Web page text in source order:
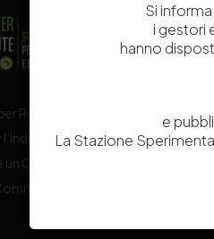
Regio Decreto nel 1885, la
delle Pelli e delle materie
un Organismo di Ricerca Nazionale
di Napoli, Toscana Nord-
Si
i gestori
hanno
e
La Stazione